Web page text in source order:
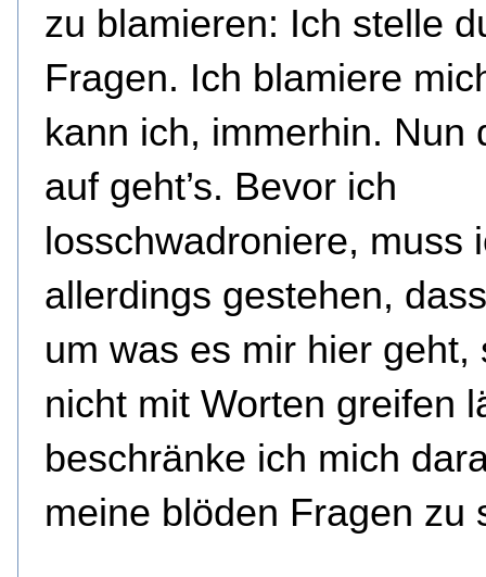
zu blamieren: Ich stelle
Fragen. Ich blamiere
kann ich, immerhin. Nun
auf geht’s. Bevor ich
losschwadroniere, muss
allerdings gestehen,
um was es mir hier geht,
nicht mit Worten greifen
beschränke ich mich
meine blöden Fragen zu